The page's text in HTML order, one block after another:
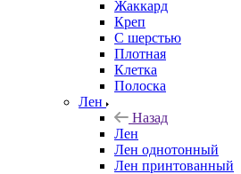
Жаккард
Креп
С шерстью
Плотная
Клетка
Полоска
Лен
Назад
Лен
Лен однотонный
Лен принтованный